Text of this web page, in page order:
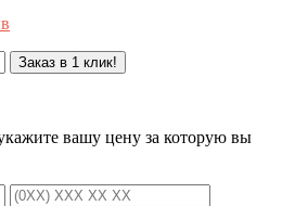
Заказ в 1 клик!
вашу цену за которую вы